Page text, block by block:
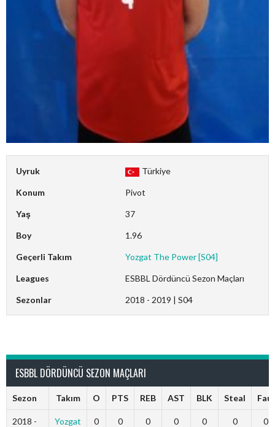
Uyruk Türkiye
Konum Pivot
Yaş 37
Boy 1.96
Geçerli Takım Yozgat The Power [S04]
Leagues ESBBL Dördüncü Sezon Maçları
Sezonlar 2018 - 2019 | S04
ESBBL DÖRDÜNCÜ SEZON MAÇLARI
Sezon Takım O PTS REB AST BLK Steal Faul
2018 -
Yozgat
0 0 0 0 0 0 0